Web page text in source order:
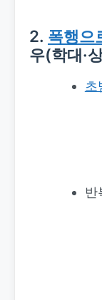
2. 폭행으
우(학대·
초
반